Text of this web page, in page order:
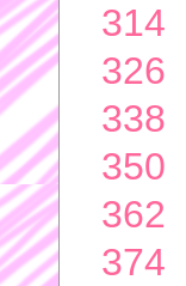
314
326
338
350
362
374